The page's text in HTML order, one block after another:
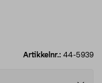
Artikkelnr.: 44-5939